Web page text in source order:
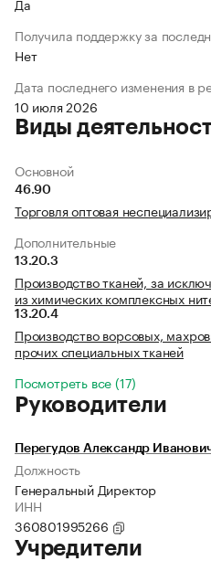
Да
Получила поддержку за
Нет
Дата последнего изменения в
10 июля 2026
Виды
Основной
46.90
Торговля оптовая
Дополнительные
13.20.3
Производство тканей, за
из химических комплексных
13.20.4
Производство ворсовых,
прочих специальных тканей
Посмотреть все (17)
Руководители
Перегудов Александр
Должность
Генеральный Директор
ИНН
360801995266
Учредители